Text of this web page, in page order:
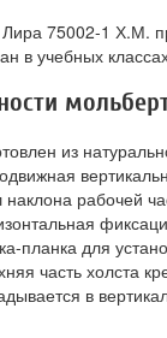
75002-1 Х.М.
в учебных
из
наклона рабочей
планка для
часть холста
в